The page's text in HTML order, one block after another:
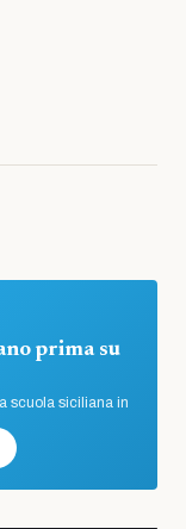
prima su
scuola siciliana in